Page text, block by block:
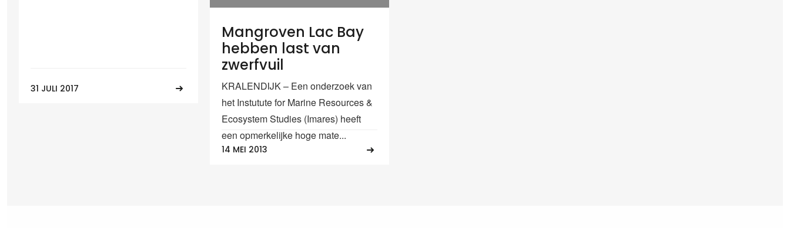
31 JULI 2017
Mangroven Lac Bay
hebben last van
zwerfvuil
KRALENDIJK – Een onderzoek van
het Instutute for Marine Resources &
Ecosystem Studies (Imares) heeft
een opmerkelijke hoge mate...
14 MEI 2013